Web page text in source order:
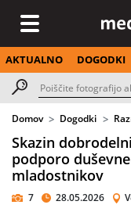
AKTUALNO DOGODKI
Domov Dogodki
Skazin
podporo
mladostnikov
7 28.05.2026